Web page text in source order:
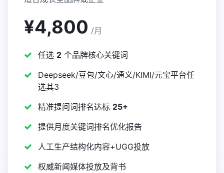
¥4,800 /月
任选 2 个品牌核心关键词
Deepseek/豆包/文心/通义/KIMI/元宝平台任
选其3
精准提问词排名达标 25+
提供月度关键词排名优化报告
人工生产结构化内容+UGG投放
权威新闻媒体投放及背书